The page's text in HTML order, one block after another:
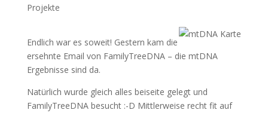
Projekte
Endlich war es soweit! Gestern kam die
ersehnte Email von FamilyTreeDNA – die mtDNA
Ergebnisse sind da.
Natürlich wurde gleich alles beiseite gelegt und
FamilyTreeDNA besucht :-D Mittlerweise recht fit auf